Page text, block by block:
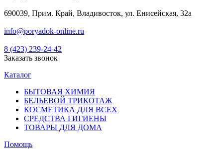
690039, Прим. Край, Владивосток, ул. Енисейская, 32а
info@poryadok-online.ru
8 (423) 239-24-42
Заказать звонок
Каталог
БЫТОВАЯ ХИМИЯ
БЕЛЬЕВОЙ ТРИКОТАЖ
КОСМЕТИКА ДЛЯ ВСЕХ
СРЕДСТВА ГИГИЕНЫ
ТОВАРЫ ДЛЯ ДОМА
Помощь